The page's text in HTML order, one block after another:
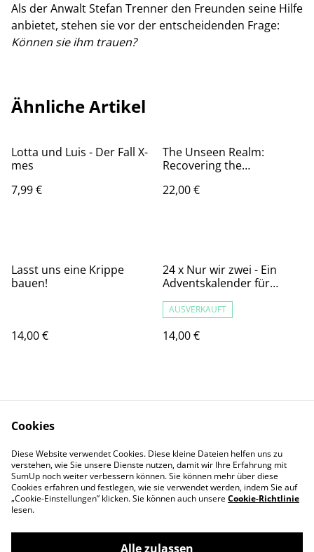
Als der Anwalt Stefan Trenner den Freunden seine Hilfe
anbietet, stehen sie vor der entscheidenden Frage:
Können sie ihm trauen?
Ähnliche Artikel
Lotta und Luis - Der Fall X-
mes
7,99 €
The Unseen Realm:
Recovering the
the Bible
22,00 €
Lasst uns eine Krippe
bauen!
14,00 €
24 x Nur wir zwei - Ein
Adventskalender für
AUSVERKAUFT
14,00 €
Kontaktieren Sie uns
Rechtliche
Bestimmungen
Datenschutzbestimm
ungen von SumUp
Cookie-Richtlinie
Cookies
Diese Website verwendet Cookies. Diese kleine Dateien helfen uns zu
verstehen, wie Sie unsere Dienste nutzen, damit wir Ihre Erfahrung mit
SumUp noch weiter verbessern können. Sie können mehr über diese
Cookies erfahren und festlegen, wie sie verwendet werden, indem Sie auf
„Cookie-Einstellungen” klicken. Sie können auch unsereCookie-Richtlinie
lesen.
Alle zulassen